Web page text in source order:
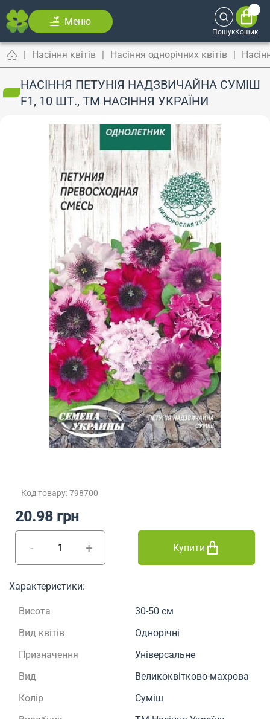
Меню
ПошукКошик
Насіння квітів Насіння однорічних квітів
НАСІННЯ ПЕТУНІЯ НАДЗВИЧАЙНА СУМІШ
F1, 10 ШТ., ТМ НАСІННЯ УКРАЇНИ
Код товару: 798700
- +
20.98 грн
Купити
Характеристики:
Висота
30-50 см
Вид квітів
Однорічні
Призначення
Універсальне
Вид
Великоквітково-махрова
Колір
Суміш